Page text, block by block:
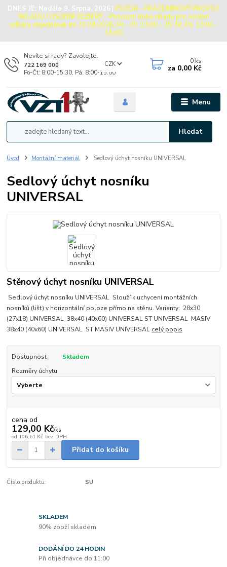
DNES JE: Neděle 9. Srpna, 2026 | POZOR - PRÁZDNINOVÝ PROVOZ
SKLADU / OSOBNÍ ODBĚRY - Provozní doba skladu pro osobní
odběry objednávek do 31.08.2026: Po - Čt: 13:00 - 15:30, Pá: 13:00 -
15:00
Menu
CZK
Hledat
Nevíte si rady? Zavolejte.
722 169 000
Po-Čt: 8:00-15:30, Pá: 8:00-15:00
0 ks
za 0,00 Kč
Úvod Montážní materiál Sedlový úchyt nosníku UNIVERSAL
Sedlový úchyt nosníku
UNIVERSAL
Stěnový úchyt nosníku UNIVERSAL
Sedlový úchyt nosníku UNIVERSAL Slouží k uchycení montážních
nosníků (lišt) v horizontální poloze přímo na stěnu. Varianty: 28x30
(27x18) UNIVERSAL 38x40 (40x60) UNIVERSAL ST UNIVERSAL MASIV
38x40 (40x60) UNIVERSAL ST MASIV UNIVERSAL celý popis
Dostupnost
Skladem
Rozměry úchytu
cena od
129,00 Kč/ks
od 106,61 Kč bez DPH
Přidat do košíku
Číslo produktu: SU
SKLADEM
90% zboží skladem
DODÁNÍ DO 24 HODIN
Při objednávce do 11:00